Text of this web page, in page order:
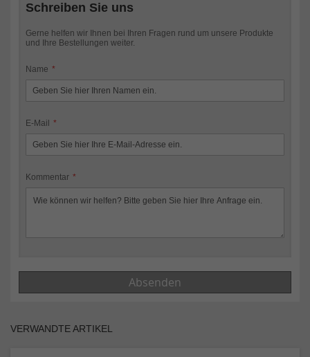
Schreiben Sie uns
Gerne helfen wir Ihnen bei Ihren Fragen rund um unsere Produkte
und Ihre Bestellungen weiter.
Name
E-Mail
Kommentar
Absenden
VERWANDTE ARTIKEL